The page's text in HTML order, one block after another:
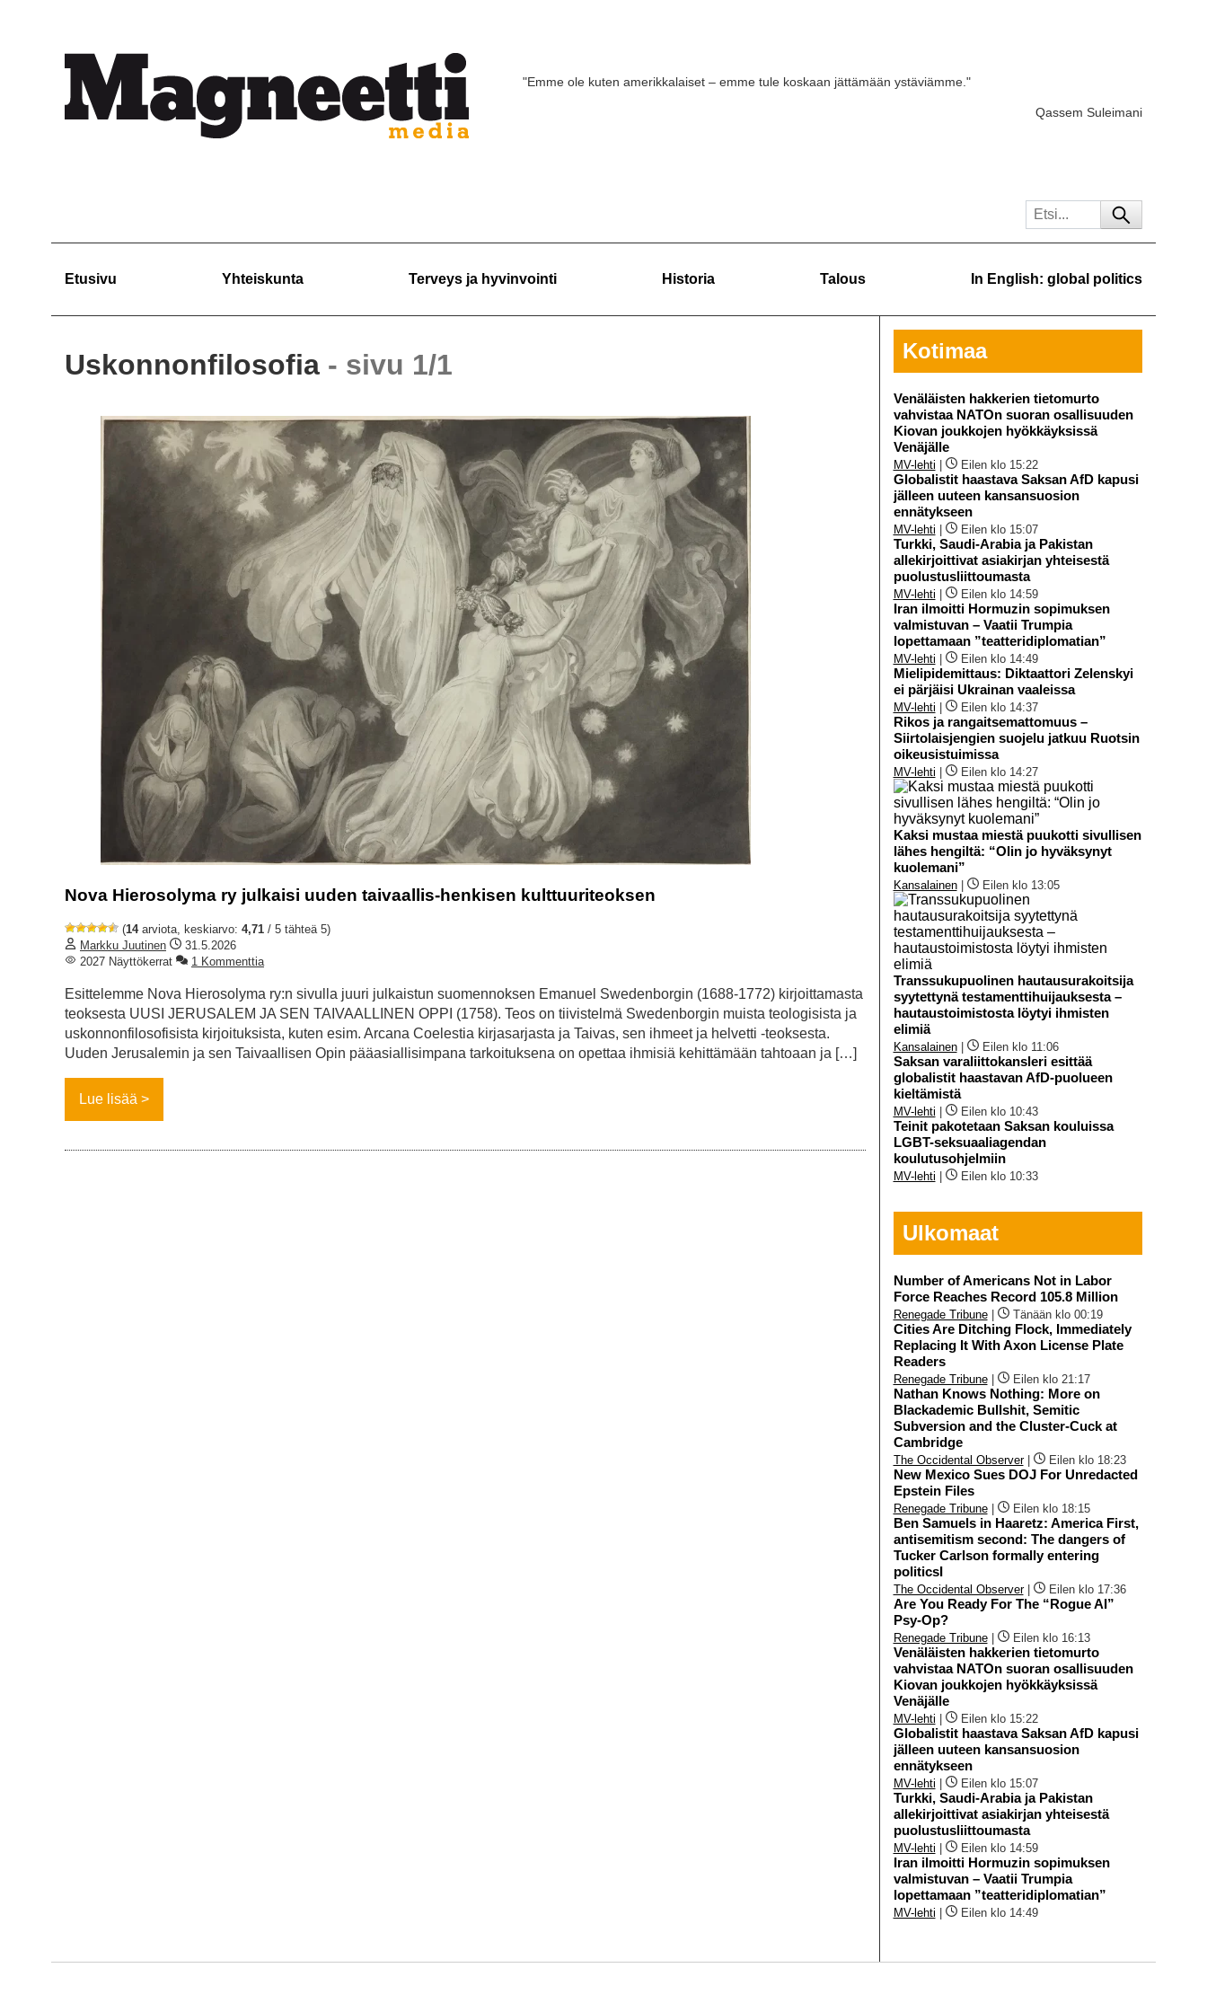
"Emme ole kuten amerikkalaiset – emme tule koskaan jättämään ystäviämme."
Qassem Suleimani
Etusivu Yhteiskunta Terveys ja hyvinvointi Historia Talous In English: global politics
Uskonnonfilosofia - sivu 1/1
Nova Hierosolyma ry julkaisi uuden taivaallis-henkisen kulttuuriteoksen
(14arviota, keskiarvo: 4,71 / 5 tähteä 5)
Markku Juutinen
31.5.2026
2027 Näyttökerrat
1 Kommenttia
Esittelemme Nova Hierosolyma ry:n sivulla juuri julkaistun suomennoksen Emanuel Swedenborgin (1688-1772) kirjoittamasta
teoksesta UUSI JERUSALEM JA SEN TAIVAALLINEN OPPI (1758). Teos on tiivistelmä Swedenborgin muista teologisista ja
uskonnonfilosofisista kirjoituksista, kuten esim. Arcana Coelestia kirjasarjasta ja Taivas, sen ihmeet ja helvetti -teoksesta.
Uuden Jerusalemin ja sen Taivaallisen Opin pääasiallisimpana tarkoituksena on opettaa ihmisiä kehittämään tahtoaan ja […]
Lue lisää
Kotimaa
Venäläisten hakkerien tietomurto
vahvistaa NATOn suoran osallisuuden
Kiovan joukkojen hyökkäyksissä
Venäjälle
MV-lehti Eilen klo 15:22
Globalistit haastava Saksan AfD kapusi
jälleen uuteen kansansuosion
ennätykseen
MV-lehti Eilen klo 15:07
Turkki, Saudi-Arabia ja Pakistan
allekirjoittivat asiakirjan yhteisestä
puolustusliittoumasta
MV-lehti Eilen klo 14:59
Iran ilmoitti Hormuzin sopimuksen
valmistuvan – Vaatii Trumpia
lopettamaan ”teatteridiplomatian”
MV-lehti Eilen klo 14:49
Mielipidemittaus: Diktaattori Zelenskyi
ei pärjäisi Ukrainan vaaleissa
MV-lehti Eilen klo 14:37
Rikos ja rangaitsemattomuus –
Siirtolaisjengien suojelu jatkuu Ruotsin
oikeusistuimissa
MV-lehti Eilen klo 14:27
Kaksi mustaa miestä puukotti sivullisen
lähes hengiltä: “Olin jo hyväksynyt
kuolemani”
Kansalainen| Eilen klo 13:05
Transsukupuolinen hautausurakoitsija
syytettynä testamenttihuijauksesta –
hautaustoimistosta löytyi ihmisten
elimiä
Kansalainen| Eilen klo 11:06
Saksan varaliittokansleri esittää
globalistit haastavan AfD-puolueen
kieltämistä
MV-lehti Eilen klo 10:43
Teinit pakotetaan Saksan kouluissa
LGBT-seksuaaliagendan
koulutusohjelmiin
MV-lehti Eilen klo 10:33
Ulkomaat
Number of Americans Not in Labor
Force Reaches Record 105.8 Million
Renegade Tribune| Tänään klo 00:19
Cities Are Ditching Flock, Immediately
Replacing It With Axon License Plate
Readers
Renegade Tribune| Eilen klo 21:17
Nathan Knows Nothing: More on
Blackademic Bullshit, Semitic
Subversion and the Cluster-Cuck at
Cambridge
The Occidental Observer| Eilen klo 18:23
New Mexico Sues DOJ For Unredacted
Epstein Files
Renegade Tribune| Eilen klo 18:15
Ben Samuels in Haaretz: America First,
antisemitism second: The dangers of
Tucker Carlson formally entering
politicsI
The Occidental Observer| Eilen klo 17:36
Are You Ready For The “Rogue AI”
Psy-Op?
Renegade Tribune| Eilen klo 16:13
Venäläisten hakkerien tietomurto
vahvistaa NATOn suoran osallisuuden
Kiovan joukkojen hyökkäyksissä
Venäjälle
MV-lehti Eilen klo 15:22
Globalistit haastava Saksan AfD kapusi
jälleen uuteen kansansuosion
ennätykseen
MV-lehti Eilen klo 15:07
Turkki, Saudi-Arabia ja Pakistan
allekirjoittivat asiakirjan yhteisestä
puolustusliittoumasta
MV-lehti Eilen klo 14:59
Iran ilmoitti Hormuzin sopimuksen
valmistuvan – Vaatii Trumpia
lopettamaan ”teatteridiplomatian”
MV-lehti Eilen klo 14:49